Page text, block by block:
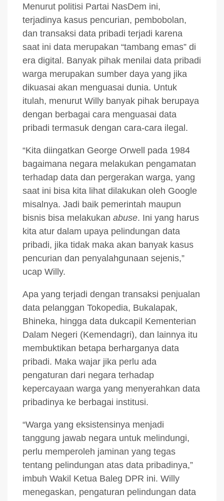
Menurut politisi Partai NasDem ini,
terjadinya kasus pencurian, pembobolan,
dan transaksi data pribadi terjadi karena
saat ini data merupakan “tambang emas” di
era digital. Banyak pihak menilai data pribadi
warga merupakan sumber daya yang jika
dikuasai akan menguasai dunia. Untuk
itulah, menurut Willy banyak pihak berupaya
dengan berbagai cara menguasai data
pribadi termasuk dengan cara-cara ilegal.
“Kita diingatkan George Orwell pada 1984
bagaimana negara melakukan pengamatan
terhadap data dan pergerakan warga, yang
saat ini bisa kita lihat dilakukan oleh Google
misalnya. Jadi baik pemerintah maupun
bisnis bisa melakukan abuse. Ini yang harus
kita atur dalam upaya pelindungan data
pribadi, jika tidak maka akan banyak kasus
pencurian dan penyalahgunaan sejenis,”
ucap Willy.
Apa yang terjadi dengan transaksi penjualan
data pelanggan Tokopedia, Bukalapak,
Bhineka, hingga data dukcapil Kementerian
Dalam Negeri (Kemendagri), dan lainnya itu
membuktikan betapa berharganya data
pribadi. Maka wajar jika perlu ada
pengaturan dari negara terhadap
kepercayaan warga yang menyerahkan data
pribadinya ke berbagai institusi.
“Warga yang eksistensinya menjadi
tanggung jawab negara untuk melindungi,
perlu memperoleh jaminan yang tegas
tentang pelindungan atas data pribadinya,”
imbuh Wakil Ketua Baleg DPR ini. Willy
menegaskan, pengaturan pelindungan data